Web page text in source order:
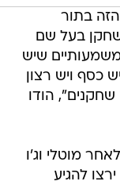
בתור
שחקן בעל שם
שיש
כסף ויש רצון
הודו
מוטלי וג'ו
להגיע